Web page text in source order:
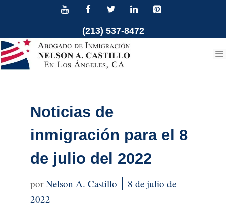
contenido
(213) 537-8472
Noticias de
inmigración para el 8
de julio del 2022
Nelson A. Castillo
8 de julio de
2022